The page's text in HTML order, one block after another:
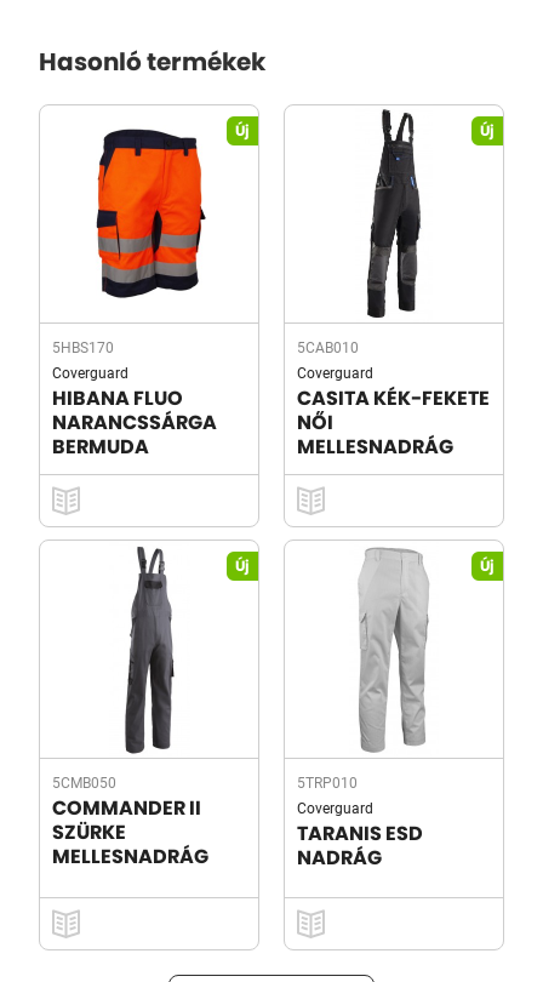
Hasonló termékek
Új
5HBS170
Coverguard
HIBANA FLUO
NARANCSSÁRGA
BERMUDA
Új
5CAB010
Coverguard
CASITA KÉK-FEKETE
NŐI
MELLESNADRÁG
Új
5CMB050
COMMANDER II
SZÜRKE
MELLESNADRÁG
Új
5TRP010
Coverguard
TARANIS ESD
NADRÁG